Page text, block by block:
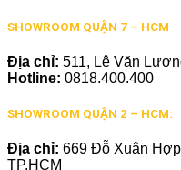
SHOWROOM QUẬN 7 – HCM
Địa chỉ: 511, Lê Văn
Hotline: 0818.400.400
SHOWROOM QUẬN 2 – HCM:
Địa chỉ: 669 Đỗ Xuân
TP.HCM